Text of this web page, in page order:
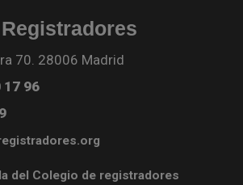
70. 28006 Madrid
17 96
del Colegio de registradores